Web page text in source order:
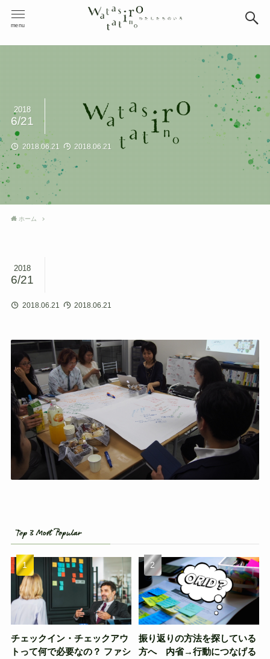
menu
2018
6/21
2018.06.21 2018.06.21
ホーム
2018
6/21
2018.06.21 2018.06.21
Top 3 Most Popular
チェックイン・チェックアウ
トって何で必要なの？ ファシ
振り返りの方法を探している
方へ 内省→行動につなげる